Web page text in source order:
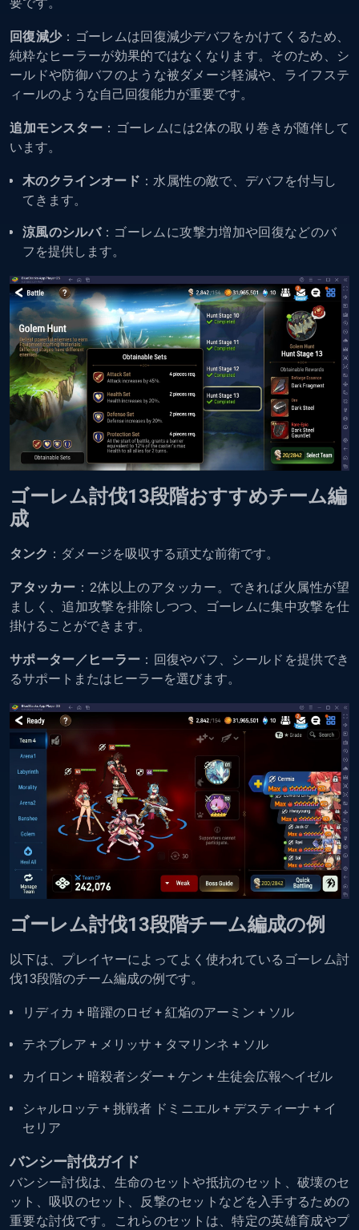
回復減少：ゴーレムは回復減少デバフをかけてくるため、
純粋なヒーラーが効果的ではなくなります。そのため、シ
ールドや防御バフのような被ダメージ軽減や、ライフステ
ィールのような自己回復能力が重要です。
追加モンスター ：ゴーレムには2体の取り巻きが随伴して
います。
木のクラインオード ：水属性の敵で、デバフを付与し
てきます。
涼風のシルバ：ゴーレムに攻撃力増加や回復などのバ
フを提供します。
ゴーレム討伐13段階おすすめチーム編
成
タンク ：ダメージを吸収する頑丈な前衛です。
アタッカー ：2体以上のアタッカー。できれば火属性が望
ましく、追加攻撃を排除しつつ、ゴーレムに集中攻撃を仕
掛けることができます。
サポーター／ヒーラー ：回復やバフ、シールドを提供でき
るサポートまたはヒーラーを選びます。
ゴーレム討伐13段階チーム編成の例
以下は、プレイヤーによってよく使われているゴーレム討
伐13段階のチーム編成の例です。
リディカ + 暗躍のロゼ + 紅焔のアーミン + ソル
テネブレア + メリッサ + タマリンネ + ソル
カイロン + 暗殺者シダー + ケン + 生徒会広報ヘイゼル
シャルロッテ + 挑戦者 ドミニエル + デスティーナ + イ
セリア
バンシー討伐ガイド
バンシー討伐は、生命のセットや抵抗のセット、破壊のセ
ット、吸収のセット、反撃のセットなどを入手するための
重要な討伐です。これらのセットは、特定の英雄育成やプ